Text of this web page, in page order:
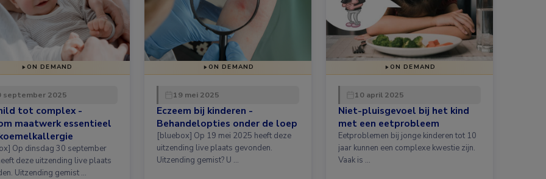
ON DEMAND
september 2025
tot complex -
maatwerk essentieel
deze uitzending live plaats
Uitzending gemist …
ON DEMAND
19 mei 2025
Eczeem bij kinderen -
Behandelopties onder de loep
[bluebox] Op 19 mei 2025 heeft deze
uitzending live plaats gevonden.
Uitzending gemist? U …
ON DEMAND
10 april 2025
Niet-pluisgevoel bij het kind
met een eetprobleem
Eetproblemen bij jonge kinderen tot 10
jaar kunnen een complexe kwestie zijn.
Vaak is …